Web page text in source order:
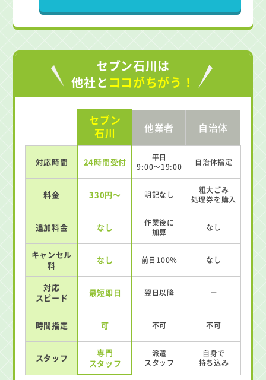
セブン石川は
他社と ココがちがう！
セブン
石川
他業者 自治体
対応時間 24時間受付
平日
9:00～19:00
自治体指定
料金 330円～ 明記なし
粗大ごみ
処理券を購入
追加料金 なし
作業後に
加算
なし
キャンセル
料
なし 前日100％ なし
対応
スピード
最短即日 翌日以降 －
時間指定 可 不可 不可
スタッフ
専門
スタッフ
派遣
スタッフ
自身で
持ち込み